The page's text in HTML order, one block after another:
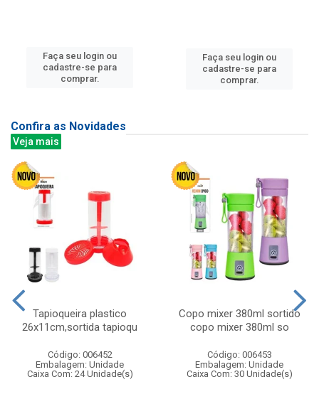
Faça seu login ou
cadastre-se para
comprar.
Faça seu login ou
cadastre-se para
comprar.
Confira as Novidades
Veja mais
Tapioqueira plastico
26x11cm,sortida tapioqu
Código: 006452
Embalagem: Unidade
Caixa Com: 24 Unidade(s)
Copo mixer 380ml sortido
copo mixer 380ml so
Código: 006453
Embalagem: Unidade
Caixa Com: 30 Unidade(s)